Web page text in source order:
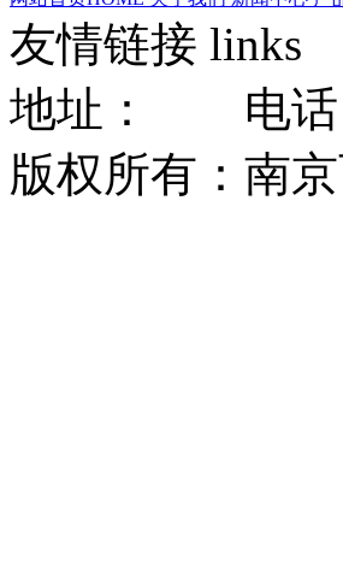
友情链接 links
地址： 电话
版权所有：南